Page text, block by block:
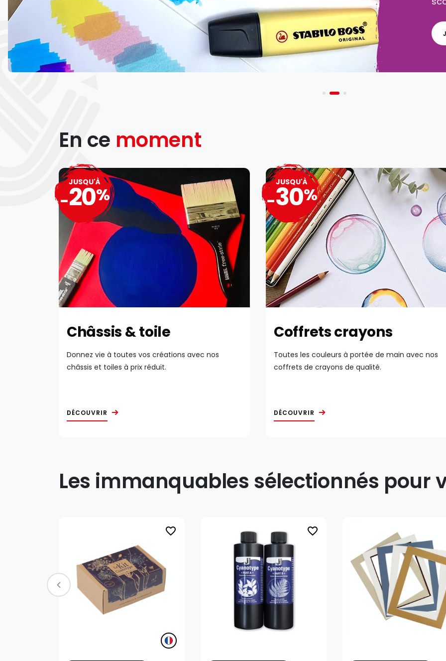
En ce moment
Châssis & toile
Donnez vie à toutes vos créations avec nos
châssis et toiles à prix réduit.
DÉCOUVRIR
JUSQU'À
-20%
Coffrets crayons
Toutes les couleurs à portée de main avec nos
coffrets de crayons de qualité.
DÉCOUVRIR
JUSQU'À
-30%
Les immanquables sélectionnés pour
favorite_border favorite_border